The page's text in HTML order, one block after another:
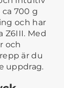
700 g
och har
Z6III. Med
och
är du
uppdrag.